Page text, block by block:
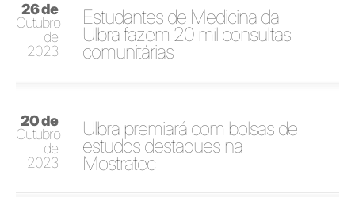
26 de
Outubro
de
2023
Estudantes de Medicina da
Ulbra fazem 20 mil consultas
comunitárias
20 de
Outubro
de
2023
Ulbra premiará com bolsas de
estudos destaques na
Mostratec